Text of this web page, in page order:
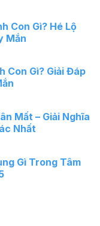
Con Gì? Hé Lộ
Mắn
Con Gì? Giải Đáp
Mất – Giải Nghĩa
Nhất
Gì Trong Tâm